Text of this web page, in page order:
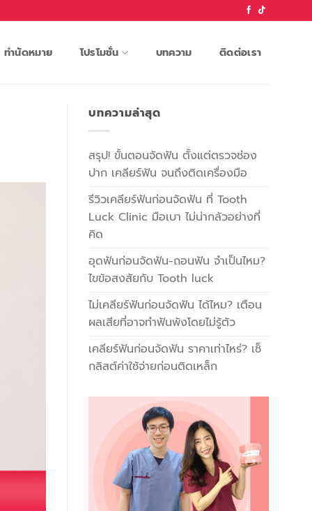
ทำนัดหมาย โปรโมชั่น บทความ ติดต่อเรา
บทความล่าสุด
สรุป! ขั้นตอนจัดฟัน ตั้งแต่ตรวจช่อง
ปาก เคลียร์ฟัน จนถึงติดเครื่องมือ
รีวิวเคลียร์ฟันก่อนจัดฟัน ที่ Tooth
Luck Clinic มือเบา ไม่น่ากลัวอย่างที่
คิด
อุดฟันก่อนจัดฟัน-ถอนฟัน จำเป็นไหม?
ไขข้อสงสัยกับ Tooth luck
ไม่เคลียร์ฟันก่อนจัดฟัน ได้ไหม? เตือน
ผลเสียที่อาจทำฟันพังโดยไม่รู้ตัว
เคลียร์ฟันก่อนจัดฟัน ราคาเท่าไหร่? เช็
กลิสต์ค่าใช้จ่ายก่อนติดเหล็ก